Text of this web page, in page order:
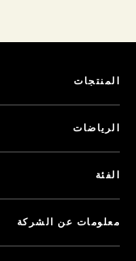
المنتجات
الرياضات
الفئة
معلومات عن الشركة